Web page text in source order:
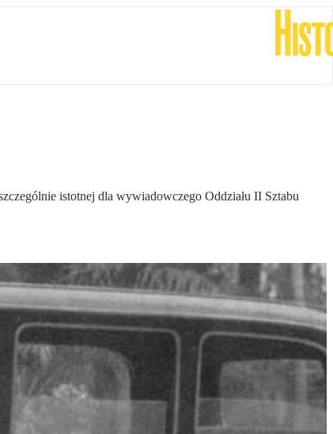
istotnej dla wywiadowczego Oddziału II Sztabu